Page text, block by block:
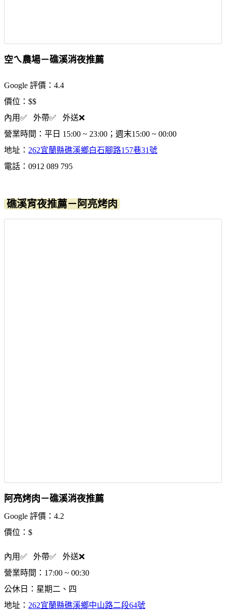
空ㄟ農場－礁溪消夜推薦
Google 評價：4.4
價位：$$
內用✅ 外帶✅ 外送❌
營業時間：平日 15:00 ~ 23:00；週末15:00 ~ 00:00
地址： 262宜蘭縣礁溪鄉白石腳路157巷31號
電話：0912 089 795
礁溪宵夜推薦－阿亮烤肉
阿亮烤肉－礁溪消夜推薦
Google 評價：4.2
價位：$
內用✅ 外帶✅ 外送❌
營業時間：17:00 ~ 00:30
公休日：星期二、四
地址： 262宜蘭縣礁溪鄉中山路二段64號